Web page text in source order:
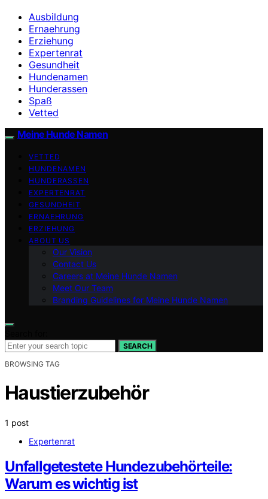
Ausbildung
Ernaehrung
Erziehung
Expertenrat
Gesundheit
Hundenamen
Hunderassen
Spaß
Vetted
Meine Hunde Namen
VETTED
HUNDENAMEN
HUNDERASSEN
EXPERTENRAT
GESUNDHEIT
ERNAEHRUNG
ERZIEHUNG
ABOUT US
Our Vision
Contact Us
Careers at Meine Hunde Namen
Meet Our Team
Branding Guidelines for Meine Hunde Namen
SEARCH
BROWSING TAG
Haustierzubehör
1 post
Expertenrat
Unfallgetestete Hundezubehörteile:
Warum es wichtig ist